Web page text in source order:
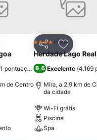
aos favoritos
pontuações)
de Centro
Partilhar
4 EstrelasHotel
Herdade Lago Real
8,6 Excelente (4.169
Mira, a 2.9 km de
da cidade
Wi-Fi grátis
Piscina
Spa